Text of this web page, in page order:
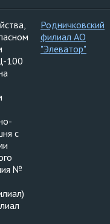
100
с
№
Родничковский
филиал АО
"Элеватор"